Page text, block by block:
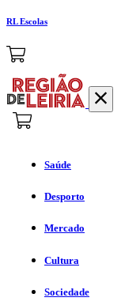
RL Escolas
Saúde
Desporto
Mercado
Cultura
Sociedade